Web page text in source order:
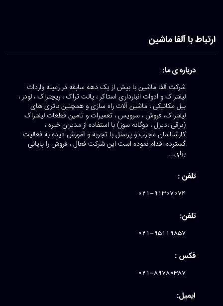
ارتباط با آلفا ماشین
درباره ی ما:
شرکت آلفا ماشین با بیش از یک دهه سابقه در زمینه واردات
لیفتراک و ادوات انبارداری استاکر ، پالت تراک ، ریچتراک ، لودر ،
بیل مکانیکی ، ماشین آلات راه سازی و همچنین باتری های
لیفتراک، فروش ، سرویس ، تعمیرات و تامین قطعات لیفتراک
(برقی ،دیزل ، دوگانه سوز) با استفاده از مدیران خبره ،
کارشناسان مجرب و پرسنل با تجربه و آموزش دیده به فعالیت
گسترده اقدام نموده است این شرکت فعال ، فروش را پایانی
برای...
تلفن :
021-91307074
تلفن:
021-95119857
فکس :
021-89780387
ایمیل: